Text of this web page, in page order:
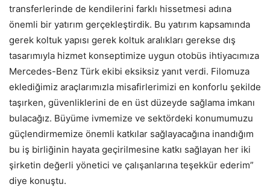
transferlerinde de kendilerini farklı hissetmesi adına
önemli bir yatırım gerçekleştirdik. Bu yatırım kapsamında
gerek koltuk yapısı gerek koltuk aralıkları gerekse dış
tasarımıyla hizmet konseptimize uygun otobüs ihtiyacımıza
Mercedes-Benz Türk ekibi eksiksiz yanıt verdi. Filomuza
eklediğimiz araçlarımızla misafirlerimizi en konforlu şekilde
taşırken, güvenliklerini de en üst düzeyde sağlama imkanı
bulacağız. Büyüme ivmemize ve sektördeki konumumuzu
güçlendirmemize önemli katkılar sağlayacağına inandığım
bu iş birliğinin hayata geçirilmesine katkı sağlayan her iki
şirketin değerli yönetici ve çalışanlarına teşekkür ederim”
diye konuştu.